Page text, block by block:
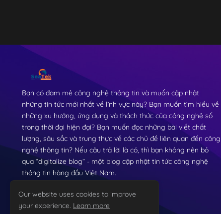
Bạn có đam mê công nghệ thông tin và muốn cập nhật
những tin tức mới nhất về lĩnh vực này? Bạn muốn tìm hiểu về
những xu hướng, ứng dụng và thách thức của công nghệ số
trong thời đại hiện đại? Bạn muốn đọc những bài viết chất
lượng, sâu sắc và trung thực về các chủ đề liên quan đến công
nghệ thông tin? Nếu câu trả lời là có, thì bạn không nên bỏ
qua “digitalize blog” - một blog cập nhật tin tức công nghệ
thông tin hàng đầu Việt Nam.
Our website uses cookies to improve
your experience. Learn more